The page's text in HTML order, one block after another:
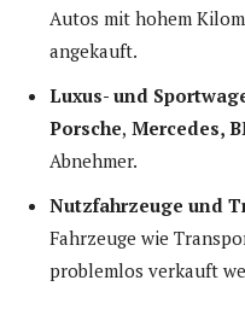
Autos mit hohem
angekauft.
Luxus- und
Porsche, Mercedes,
Abnehmer.
Nutzfahrzeuge und
Fahrzeuge wie
problemlos verkauft